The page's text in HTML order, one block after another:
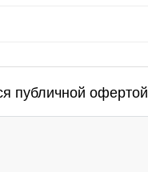
публичной офертой